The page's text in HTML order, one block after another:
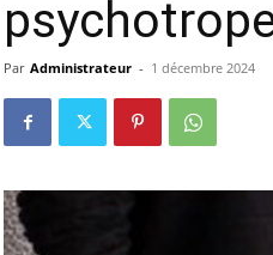
Par Administrateur - 1 décembre 2024